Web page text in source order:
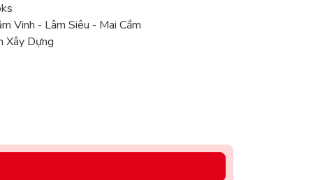
Vinh - Lâm Siêu - Mai Cầm
Xây Dựng